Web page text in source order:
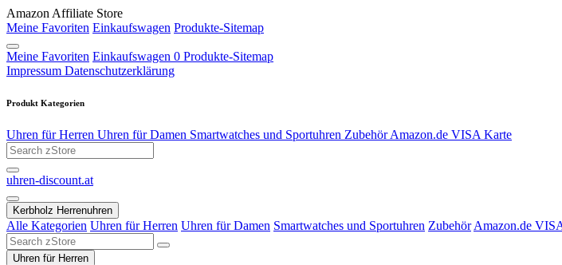
Amazon Affiliate Store
Meine Favoriten Einkaufswagen Produkte-Sitemap
Meine Favoriten Einkaufswagen 0 Produkte-Sitemap
Impressum Datenschutzerklärung
Produkt Kategorien
Uhren für Herren Uhren für Damen Smartwatches und Sportuhren ZubehörAmazon.de VISA Karte
uhren-discount.at
Kerbholz Herrenuhren
Alle Kategorien Uhren für Herren Uhren für Damen Smartwatches und Sportuhren Zubehör Amazon.de
Uhren für Herren